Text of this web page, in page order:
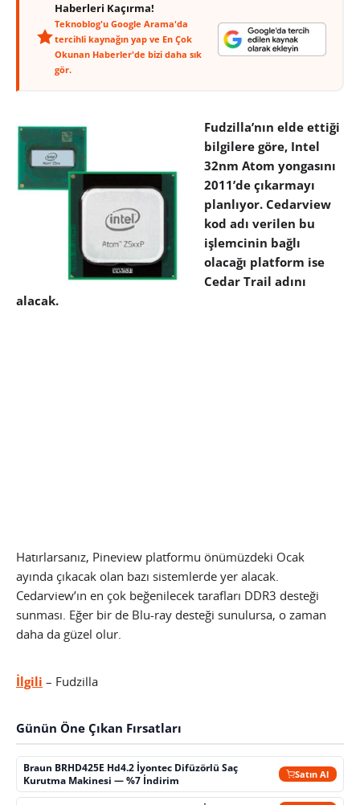
Haberleri Kaçırma!
Teknoblog'u Google Arama'da
tercihli kaynağın yap ve En Çok
Okunan Haberler'de bizi daha sık
gör.
Fudzilla’nın elde ettiği
bilgilere göre, Intel
32nm Atom yongasını
2011’de çıkarmayı
planlıyor. Cedarview
kod adı verilen bu
işlemcinin bağlı
olacağı platform ise
Cedar Trail adını
alacak.
Hatırlarsanız, Pineview platformu önümüzdeki Ocak
ayında çıkacak olan bazı sistemlerde yer alacak.
Cedarview’ın en çok beğenilecek tarafları DDR3 desteği
sunması. Eğer bir de Blu-ray desteği sunulursa, o zaman
daha da güzel olur.
İlgili – Fudzilla
Günün Öne Çıkan Fırsatları
Braun BRHD425E Hd4.2 İyontec Difüzörlü Saç
Kurutma Makinesi — %7 İndirim
Satın Al